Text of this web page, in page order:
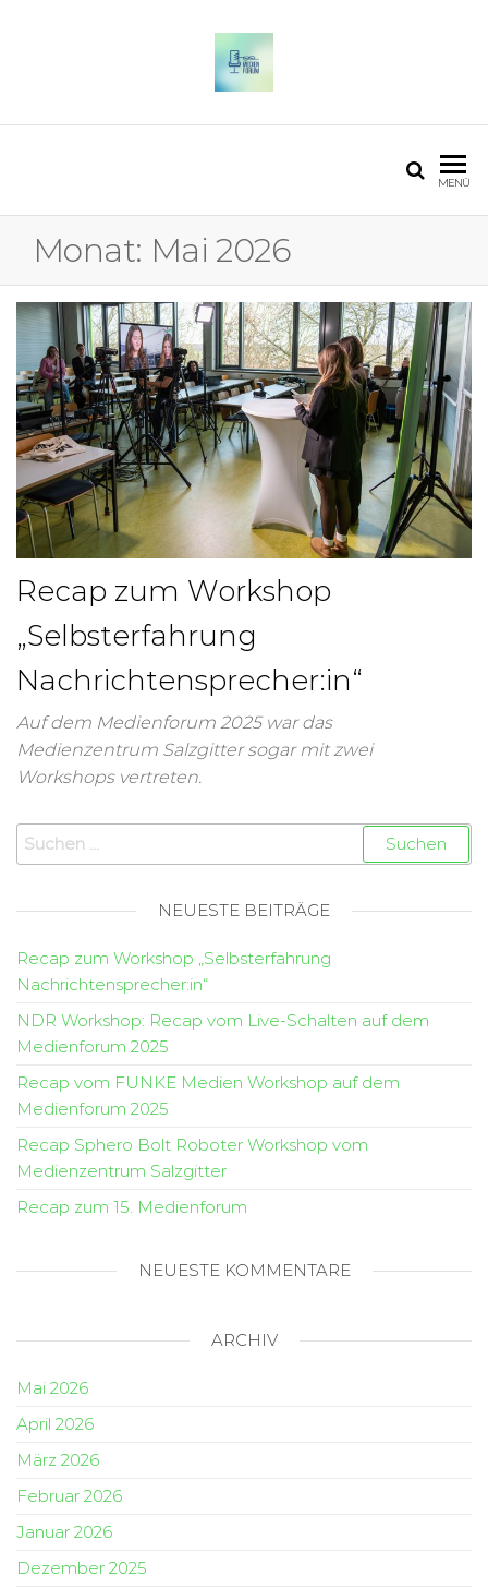
MENÜ
Monat: Mai 2026
Recap zum Workshop
„Selbsterfahrung
Nachrichtensprecher:in“
Auf dem Medienforum 2025 war das
Medienzentrum Salzgitter sogar mit zwei
Workshops vertreten.
NEUESTE BEITRÄGE
Recap zum Workshop „Selbsterfahrung
Nachrichtensprecher:in“
NDR Workshop: Recap vom Live-Schalten auf dem
Medienforum 2025
Recap vom FUNKE Medien Workshop auf dem
Medienforum 2025
Recap Sphero Bolt Roboter Workshop vom
Medienzentrum Salzgitter
Recap zum 15. Medienforum
NEUESTE KOMMENTARE
ARCHIV
Mai 2026
April 2026
März 2026
Februar 2026
Januar 2026
Dezember 2025